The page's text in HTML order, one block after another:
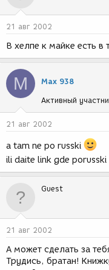
21 авг 2002
В хелпе к майке есть в
M Max 938
Активный
21 авг 2002
a tam ne po russki
ili daite link gde porusski
Guest
21 авг 2002
А может сделать за
Трудись, братан!